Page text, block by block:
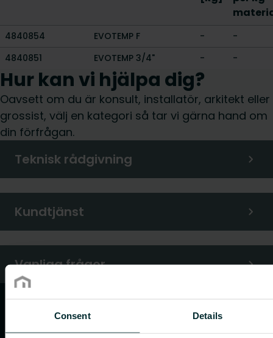
Consent Details
4840854 EVOTEMP F -
-
4840851
EVOTEMP 3/4" - -
Hur kan vi hjälpa dig?
Oavsett om du är konsult, installatör, arkitekt eller
grossist, välj en kategori så tar vi gärna hand om
din förfrågan.
Teknisk rådgivning
Kundtjänst
Vanliga frågor